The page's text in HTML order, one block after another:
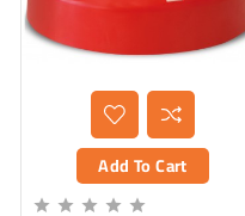
Add To Cart
    